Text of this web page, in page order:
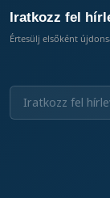
Iratkozz fel
Értesülj elsőként